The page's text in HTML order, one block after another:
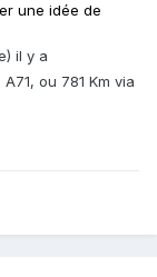
une idée de
il y a
ou 781 Km via